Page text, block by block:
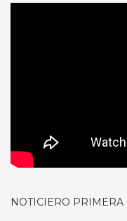
NOTICIERO PRIMERA